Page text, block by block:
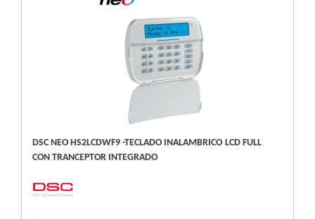
DSC NEO HS2LCDWF9 -TECLADO INALAMBRICO LCD FULL
CON TRANCEPTOR INTEGRADO